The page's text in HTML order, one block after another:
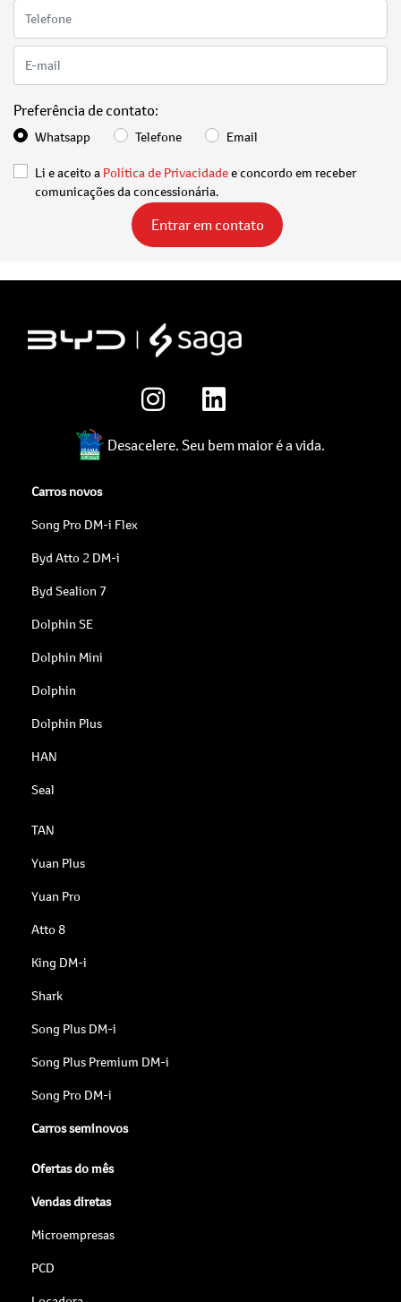
Preferência de contato:
Whatsapp Telefone Email
Li e aceito a Política de Privacidadee concordo em receber
comunicações da concessionária.
Entrar em contato
Desacelere. Seu bem maior é a vida.
Carros novos
Song Pro DM-i Flex
Byd Atto 2 DM-i
Byd Sealion 7
Dolphin SE
Dolphin Mini
Dolphin
Dolphin Plus
HAN
Seal
TAN
Yuan Plus
Yuan Pro
Atto 8
King DM-i
Shark
Song Plus DM-i
Song Plus Premium DM-i
Song Pro DM-i
Carros seminovos
Ofertas do mês
Vendas diretas
Microempresas
PCD